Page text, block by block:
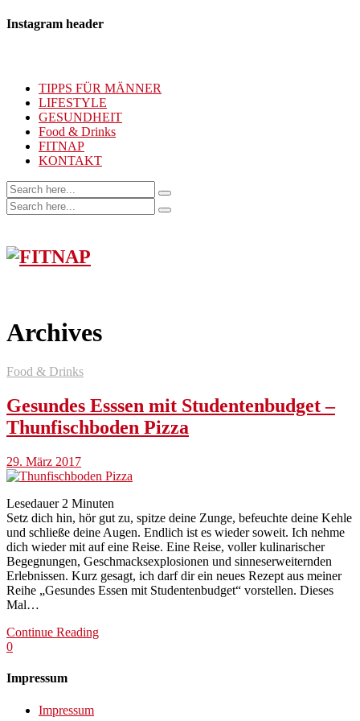
Instagram header
TIPPS FÜR MÄNNER
LIFESTYLE
GESUNDHEIT
Food & Drinks
FITNAP
KONTAKT
Archives
Food & Drinks
Gesundes Esssen mit Studentenbudget –
Thunfischboden Pizza
29. März 2017
Lesedauer 2 Minuten
Setz dich hin, hör gut zu, spitze deine Zunge, befeuchte deine Kehle
und schließe deine Augen. Endlich ist es wieder soweit. Ich nehme
dich wieder mit auf eine Reise. Eine Reise, voller kulinarischer
Begegnungen, Geschmacksexplosionen und sinneserweiternden
Erlebnissen. Kurz gesagt, ich darf dir ein neues Rezept aus meiner
Reihe „Gesundes Essen mit Studentenbudget“ vorstellen. Dieses
Mal…
Continue Reading
0
Impressum
Impressum